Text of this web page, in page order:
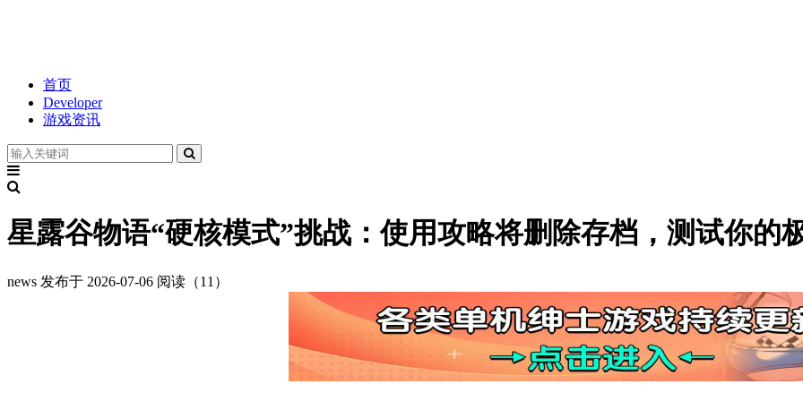
首页
Developer
游戏资讯
星露谷物语“硬核模式”挑战：使用攻略将删除存档，测试你的
news 发布于 2026-07-06 阅读（11）